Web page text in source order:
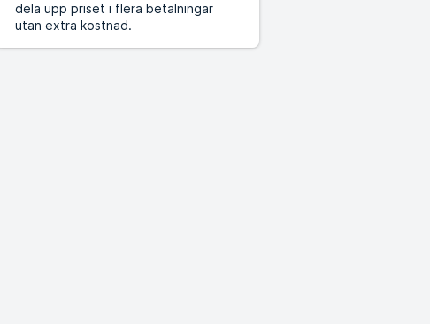
dela upp priset i flera betalningar
utan extra kostnad.